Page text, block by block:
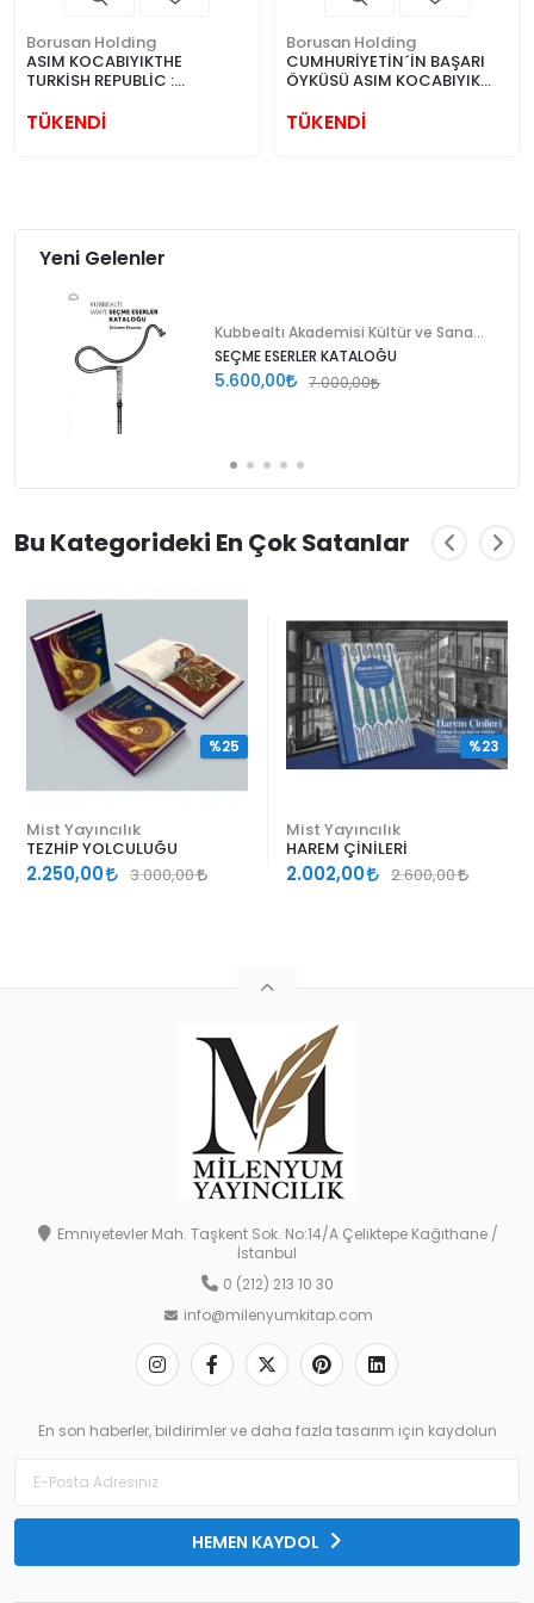
Borusan Holding
ASIM KOCABIYIKTHE
TURKİSH REPUBLİC :
- 2012
TÜKENDİ
Borusan Holding
CUMHURİYETİN´İN BAŞARI
ÖYKÜSÜ ASIM KOCABIYIK
TÜKENDİ
Yeni Gelenler
SEÇME ESERLER KATALOĞU
5.600,00 7.000,00
Bu Kategorideki En Çok Satanlar
Mist Yayıncılık
TEZHİP YOLCULUĞU
2.250,00 3.000,00
%25
Mist Yayıncılık
HAREM ÇİNİLERİ
2.002,00 2.600,00
%23
Emniyetevler Mah. Taşkent Sok. No:14/A Çeliktepe Kağıthane /
İstanbul
0 (212) 213 10 30
info@milenyumkitap.com
En son haberler, bildirimler ve daha fazla tasarım için kaydolun
HEMEN KAYDOL